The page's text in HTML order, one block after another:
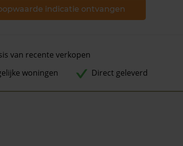
indicatie ontvangen
van recente verkopen
woningen
Direct geleverd